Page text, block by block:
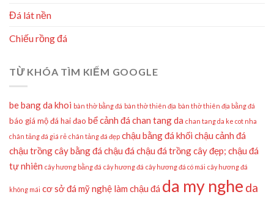
Đá lát nền
Chiếu rồng đá
TỪ KHÓA TÌM KIẾM GOOGLE
be bang da khoi bàn thờ bằng đá bàn thờ thiên địa bàn thờ thiên địa bằng đá
báo giá mộ đá hai đao bể cảnh đá chan tang da chan tang da ke cot nha
chân tảng đá giá rẻ chân tảng đá đẹp chậu bằng đá khối chậu cảnh đá
chậu trồng cây bằng đá chậu đá chậu đá trồng cây đẹp; chậu đá
tự nhiên cây hương bằng đá cây hương đá cây hương đá có mái cây hương đá
không mái cơ sở đá mỹ nghệ làm chậu đá da my nghe da